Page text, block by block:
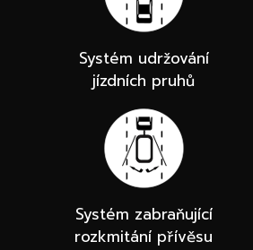
Systém udržování
jízdních pruhů
Systém zabraňující
rozkmitání přívěsu